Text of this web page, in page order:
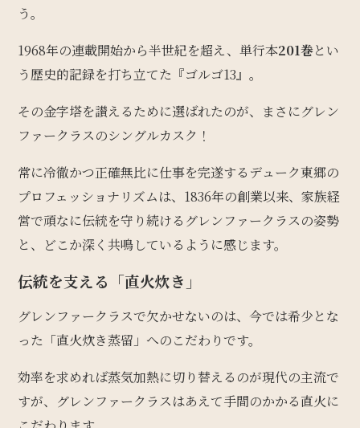
う。
1968年の連載開始から半世紀を超え、単行本201巻とい
う歴史的記録を打ち立てた『ゴルゴ13』。
その金字塔を讃えるために選ばれたのが、まさにグレン
ファークラスのシングルカスク！
常に冷徹かつ正確無比に仕事を完遂するデューク東郷の
プロフェッショナリズムは、1836年の創業以来、家族経
営で頑なに伝統を守り続けるグレンファークラスの姿勢
と、どこか深く共鳴しているように感じます。
伝統を支える「直火炊き」
グレンファークラスで欠かせないのは、今では希少とな
った「直火炊き蒸留」へのこだわりです。
効率を求めれば蒸気加熱に切り替えるのが現代の主流で
すが、グレンファークラスはあえて手間のかかる直火に